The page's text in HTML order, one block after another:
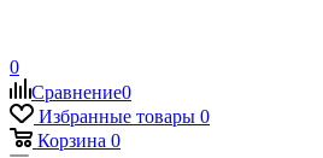
0
Сравнение0
Избранные товары 0
Корзина 0